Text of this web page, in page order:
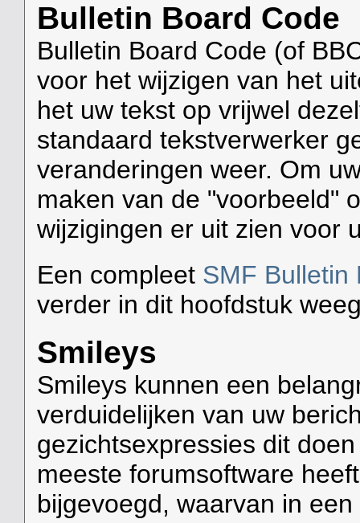
Bulletin Board Code
Bulletin Board Code (of
voor het wijzigen van het
het uw tekst op vrijwel
standaard tekstverwerker
veranderingen weer. Om
maken van de "voorbeeld"
wijzigingen er uit zien voor
Een compleet SMF Bulletin
verder in dit hoofdstuk
Smileys
Smileys kunnen een
verduidelijken van uw
gezichtsexpressies dit
meeste forumsoftware
bijgevoegd, waarvan in